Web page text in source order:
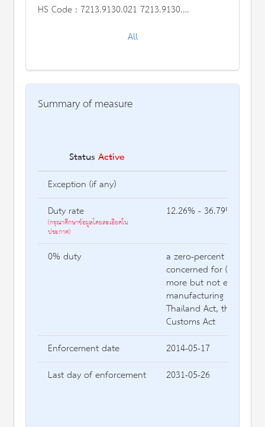
HS Code : 7213.9130.021 7213.9130.022 7213.9130.030 7213.9130.031 7213.9130.090 7213.9190.021 7213.9190.022 7213.9190.030 7213.9190.031 7213.9190.090 7227.9010.052 7227.9010.090 7227.9090.050 7227.9090.051 7227.9090.052 7227.9090.053 7227.9090.054 7227.9090.055 7227.9090.056 7227.9090.059 และ 7227.9090.090
All
Summary of measure
Status Active
Exception (if any)
Duty rate
(กรุณาศึกษาข้อมูลโดยละเอียดใน
ประกาศ)
12.26% - 36.79% of CIF
0% duty a zero-percent duty is
concerned for (1)
more but not
manufacturing under
Thailand Act, the
Customs Act
Enforcement date
2014-05-17
Last day of enforcement
2031-05-26